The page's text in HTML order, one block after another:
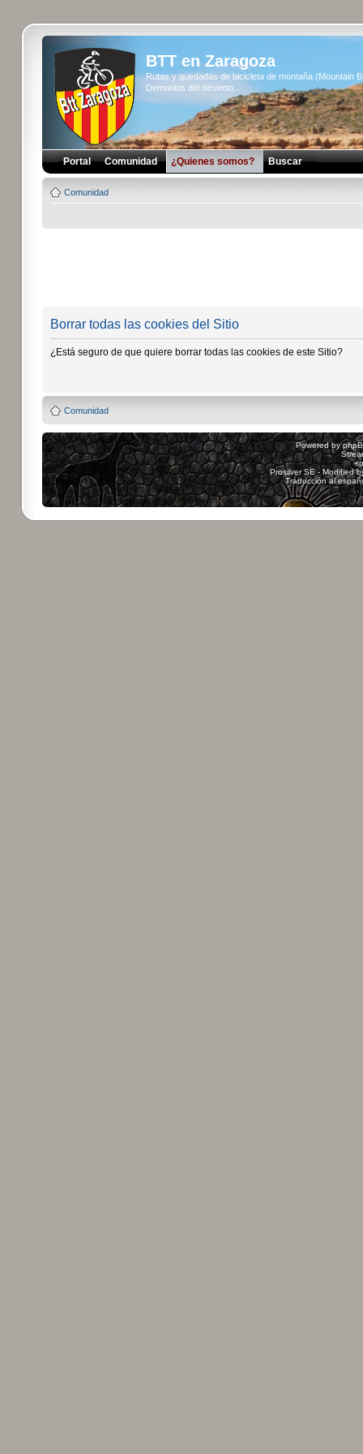
BTT en Zaragoza
Rutas y quedadas de bicicleta de montaña (Mountain
Demonios del desierto...
Portal Comunidad ¿Quienes somos? Buscar
Comunidad
Borrar todas las cookies del Sitio
¿Está seguro de que quiere borrar todas las cookies de este Sitio?
Comunidad
Powered by
Prosilver SE - Modified
Traducción al